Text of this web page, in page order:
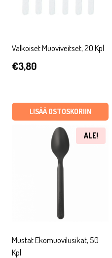
Valkoiset Muoviveitset, 20 Kpl
€3,80
LISÄÄ OSTOSKORIIN
ALE!
Mustat Ekomuovilusikat, 50
Kpl